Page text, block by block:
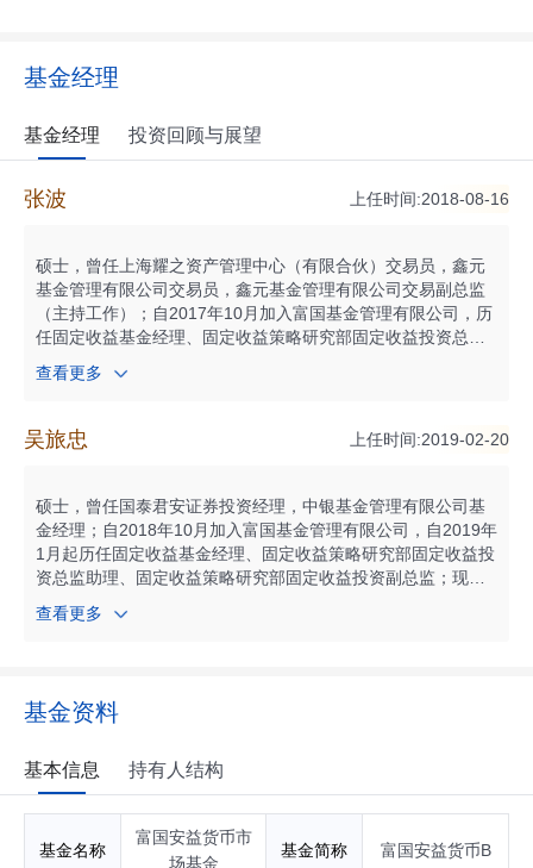
基金经理
基金经理 投资回顾与展望
张波 上任时间:2018-08-16
硕士，曾任上海耀之资产管理中心（有限合伙）交易员，鑫元
基金管理有限公司交易员，鑫元基金管理有限公司交易副总监
（主持工作）；自2017年10月加入富国基金管理有限公司，历
任固定收益基金经理、固定收益策略研究部固定收益投资总监
助理；现任富国基金固定收益策略研究部固定收益投资副总监
兼固定收益基金经理。自2018年01月起任富国天时货币市场基
金基金经理；自2018年06月起任富国富钱包货币市场基金基金
经理；自2018年08月起任富国安益货币市场基金基金经理；自
19年05月起任富国国有企业债债券型证券投资基金基金经理；
自2021年11月起任富国安利90天滚动持有债券型证券投资基金
基金经理；自2021年12月起任富国中证同业存单AAA指数7天
持有期证券投资基金基金经理；自2025年11月起任富国安元12
资格。
查看更多
吴旅忠 上任时间:2019-02-20
硕士，曾任国泰君安证券投资经理，中银基金管理有限公司基
金经理；自2018年10月加入富国基金管理有限公司，自2019年
1月起历任固定收益基金经理、固定收益策略研究部固定收益投
资总监助理、固定收益策略研究部固定收益投资副总监；现任
富国基金固定收益策略研究部副总经理，兼任富国基金高级固
定收益基金经理。自2019年02月起任富国安益货币市场基金基
19年02月起任富国收益宝交易型货币市场基金基金经理；自20
19年04月起任富国中债-1-3年国开行债券指数证券投资基金基
券投资基金基金经理；自2021年04月起任富国安泰90天滚动持
有短债债券型证券投资基金基金经理；自2022年12月起任富国
安慧短债债券型证券投资基金基金经理；自2023年09月起任富
国安恒60天持有期债券型发起式证券投资基金基金经理；自20
24年12月起任富国安泽债券型证券投资基金基金经理；具有基
查看更多
基金资料
基本信息 持有人结构
基金名称
富国安益货币市
场基金
基金简称 富国安益货币B